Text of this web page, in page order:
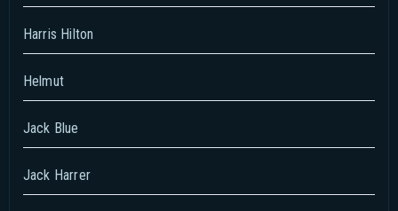
Harris Hilton
Helmut
Jack Blue
Jack Harrer